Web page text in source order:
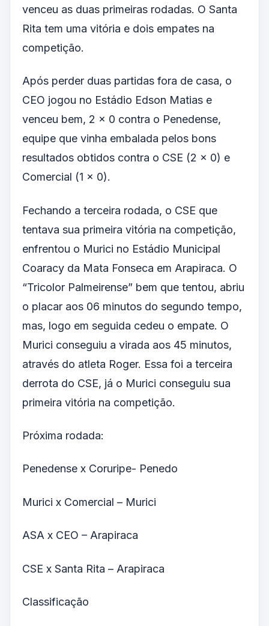
venceu as duas primeiras rodadas. O Santa
Rita tem uma vitória e dois empates na
competição.
Após perder duas partidas fora de casa, o
CEO jogou no Estádio Edson Matias e
venceu bem, 2 x 0 contra o Penedense,
equipe que vinha embalada pelos bons
resultados obtidos contra o CSE (2 x 0) e
Comercial (1 x 0).
Fechando a terceira rodada, o CSE que
tentava sua primeira vitória na competição,
enfrentou o Murici no Estádio Municipal
Coaracy da Mata Fonseca em Arapiraca. O
“Tricolor Palmeirense” bem que tentou, abriu
o placar aos 06 minutos do segundo tempo,
mas, logo em seguida cedeu o empate. O
Murici conseguiu a virada aos 45 minutos,
através do atleta Roger. Essa foi a terceira
derrota do CSE, já o Murici conseguiu sua
primeira vitória na competição.
Próxima rodada:
Penedense x Coruripe- Penedo
Murici x Comercial – Murici
ASA x CEO – Arapiraca
CSE x Santa Rita – Arapiraca
Classificação